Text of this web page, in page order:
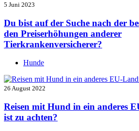
5 Juni 2023
Du bist auf der Suche nach der
den Preiserhöhungen anderer
Tierkrankenversicherer?
Hunde
26 August 2022
Reisen mit Hund in ein anderes
ist zu achten?